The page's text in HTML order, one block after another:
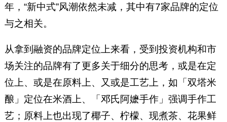
年，“新中式”风潮依然未减，其中有7家品牌的定位
与之相关。
从拿到融资的品牌定位上来看，受到投资机构和市
场关注的品牌有了更多关于细分的思考，或是在定
位上、或是在原料上、又或是工艺上，如「双塔米
酿」定位在米酒上、「邓氏阿嬷手作」强调手作工
艺；原料上也出现了椰子、柠檬、现煮茶、花果鲜